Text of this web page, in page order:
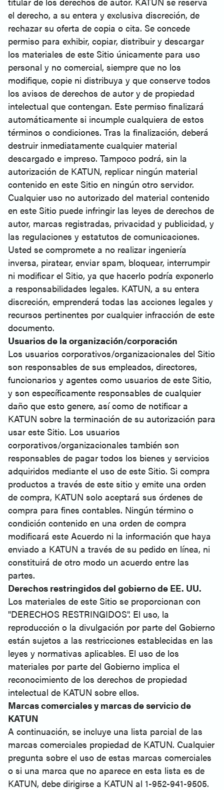
el derecho, a su entera y exclusiva discreción, de
rechazar su oferta de copia o cita. Se concede
permiso para exhibir, copiar, distribuir y descargar
los materiales de este Sitio únicamente para uso
personal y no comercial, siempre que no los
modifique, copie ni distribuya y que conserve todos
los avisos de derechos de autor y de propiedad
intelectual que contengan. Este permiso finalizará
automáticamente si incumple cualquiera de estos
términos o condiciones. Tras la finalización, deberá
destruir inmediatamente cualquier material
descargado e impreso. Tampoco podrá, sin la
autorización de KATUN, replicar ningún material
contenido en este Sitio en ningún otro servidor.
Cualquier uso no autorizado del material contenido
en este Sitio puede infringir las leyes de derechos de
autor, marcas registradas, privacidad y publicidad, y
las regulaciones y estatutos de comunicaciones.
Usted se compromete a no realizar ingeniería
inversa, piratear, enviar spam, bloquear, interrumpir
ni modificar el Sitio, ya que hacerlo podría exponerlo
a responsabilidades legales. KATUN, a su entera
discreción, emprenderá todas las acciones legales y
recursos pertinentes por cualquier infracción de este
documento.
Usuarios de la organización/corporación
Los usuarios corporativos/organizacionales del Sitio
son responsables de sus empleados, directores,
funcionarios y agentes como usuarios de este Sitio,
y son específicamente responsables de cualquier
daño que esto genere, así como de notificar a
KATUN sobre la terminación de su autorización para
usar este Sitio. Los usuarios
corporativos/organizacionales también son
responsables de pagar todos los bienes y servicios
adquiridos mediante el uso de este Sitio. Si compra
productos a través de este sitio y emite una orden
de compra, KATUN solo aceptará sus órdenes de
compra para fines contables. Ningún término o
condición contenido en una orden de compra
modificará este Acuerdo ni la información que haya
enviado a KATUN a través de su pedido en línea, ni
constituirá de otro modo un acuerdo entre las
partes.
Derechos restringidos del gobierno de EE. UU.
Los materiales de este Sitio se proporcionan con
"DERECHOS RESTRINGIDOS". El uso, la
reproducción o la divulgación por parte del Gobierno
están sujetos a las restricciones establecidas en las
leyes y normativas aplicables. El uso de los
materiales por parte del Gobierno implica el
reconocimiento de los derechos de propiedad
intelectual de KATUN sobre ellos.
Marcas comerciales y marcas de servicio de
KATUN
A continuación, se incluye una lista parcial de las
marcas comerciales propiedad de KATUN. Cualquier
pregunta sobre el uso de estas marcas comerciales
o si una marca que no aparece en esta lista es de
KATUN, debe dirigirse a KATUN al 1-952-941-9505.